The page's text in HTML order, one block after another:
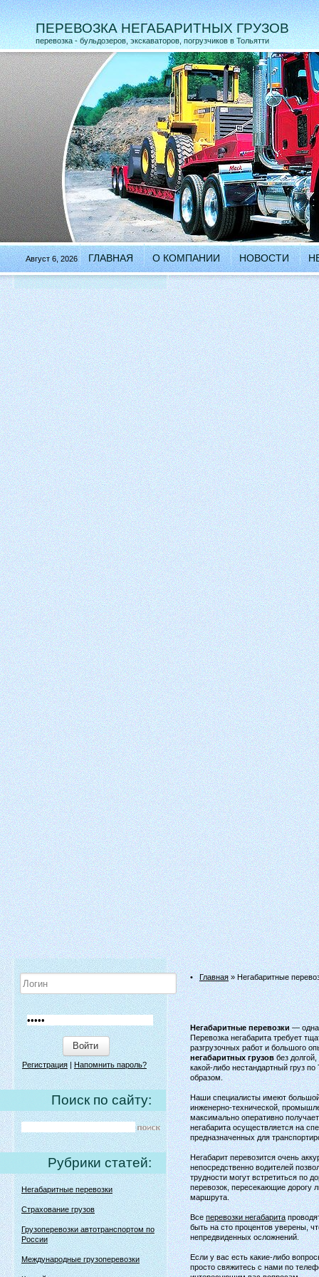
ПЕРЕВОЗКА НЕГАБАРИТНЫХ ГРУЗОВ
перевозка - бульдозеров, экскаваторов, погрузчиков в Тольятти
Август 6, 2026 ГЛАВНАЯ О КОМПАНИИ НОВОСТИ
Войти
Регистрация|Напомнить пароль?
Поиск по сайту:
Рубрики статей:
Негабаритные перевозки
Страхование грузов
Грузоперевозки автотранспортом по
России
Международные грузоперевозки
•Главная» Негабаритные
Негабаритные перевозки— одна
Перевозка негабарита требует
разгрузочных работ и большого
негабаритных грузовбез долгой,
какой-либо нестандартный груз
образом.
Наши специалисты имеют большой
инженерно-технической,
максимально оперативно
негабарита осуществляется на
предназначенных для
Негабарит перевозится очень
непосредственно водителей
трудности могут встретиться по
перевозок, пересекающие дорогу
маршрута.
Всеперевозки негабарита
быть на сто процентов уверены,
непредвиденных осложнений.
Если у вас есть какие-либо
просто свяжитесь с нами по